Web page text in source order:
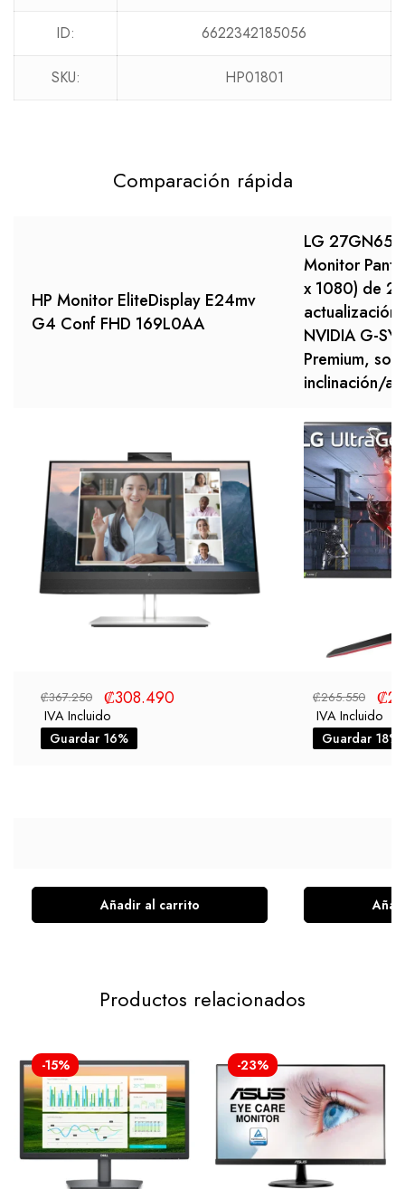
ID: 6622342185056
SKU: HP01801
Comparación rápida
HP Monitor EliteDisplay E24mv
G4 Conf FHD 169L0AA
LG
Monitor
x 1080) de
NVIDIA G-
Premium,
inclinación/
₡367.250 ₡308.490
IVA Incluido
Guardar 16%
₡265.550 ₡
IVA Incluido
Guardar 18%
Añadir al carrito
Productos relacionados
-15% -23%